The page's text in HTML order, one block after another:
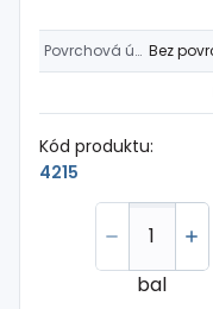
Povrchová úprava
Kód produktu:
4215
bal